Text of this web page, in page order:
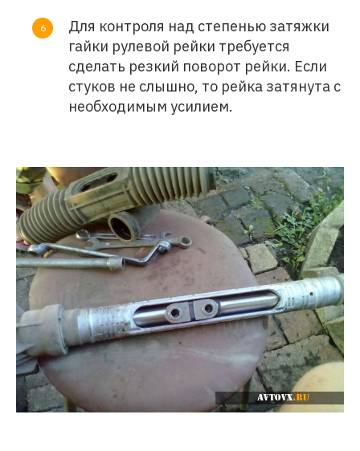
Для контроля над степенью затяжки
гайки рулевой рейки требуется
сделать резкий поворот рейки. Если
стуков не слышно, то рейка затянута с
необходимым усилием.